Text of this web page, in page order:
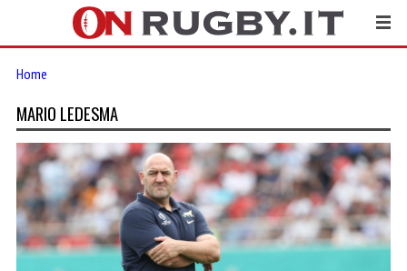
Home
MARIO LEDESMA